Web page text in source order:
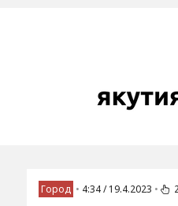
Город • 4:34 / 19.4.2023 •